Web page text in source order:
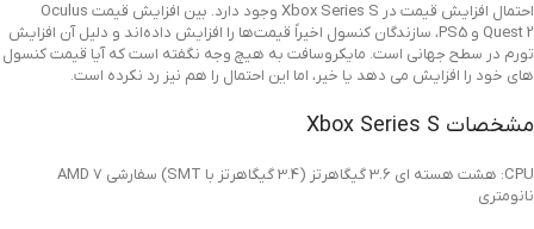
احتمال افزایش قیمت در Xbox Series S وجود دارد. بین افزایش قیمت Oculus
Quest 2 و PS5، سازندگان کنسول اخیراً قیمت‌ها را افزایش داده‌اند و دلیل آن افزایش
تورم در سطح جهانی است. مایکروسافت به هیچ وجه نگفته است که آیا قیمت کنسول
های خود را افزایش می دهد یا خیر، اما این احتمال را هم نیز رد نکرده است.
مشخصات Xbox Series S
CPU: هشت هسته ای 3.6 گیگاهرتز (3.4 گیگاهرتز با SMT) سفارشی AMD 7
نانومتری